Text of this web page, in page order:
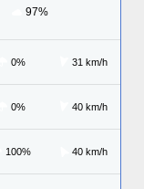
97%
0% 31 km/h
0% 40 km/h
100% 40 km/h